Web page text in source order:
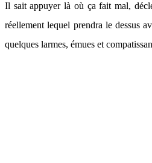
Il sait appuyer là où ça fait mal,
réellement lequel prendra le dessus
quelques larmes, émues et